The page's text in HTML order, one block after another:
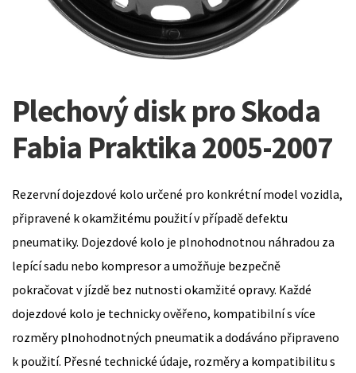
Plechový disk pro Skoda
Fabia Praktika 2005-2007
Rezervní dojezdové kolo určené pro konkrétní model vozidla,
připravené k okamžitému použití v případě defektu
pneumatiky. Dojezdové kolo je plnohodnotnou náhradou za
lepící sadu nebo kompresor a umožňuje bezpečně
pokračovat v jízdě bez nutnosti okamžité opravy. Každé
dojezdové kolo je technicky ověřeno, kompatibilní s více
rozměry plnohodnotných pneumatik a dodáváno připraveno
k použití. Přesné technické údaje, rozměry a kompatibilitu s